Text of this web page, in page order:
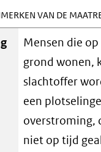
VAN DE
Mensen die
grond wonen,
slachtoffer
een
overstroming,
niet op tijd